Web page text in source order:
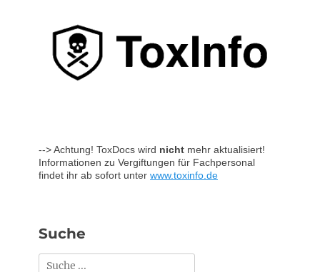
--> Achtung! ToxDocs wird nicht mehr aktualisiert!
Informationen zu Vergiftungen für Fachpersonal
findet ihr ab sofort unter www.toxinfo.de
Suche
Suchen